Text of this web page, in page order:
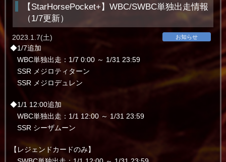
【StarHorsePocket+】WBC/SWBC単独出走情報
（1/7更新）
お知らせ
2023.1.7(土)
◆1/7追加
WBC単独出走：1/7 0:00 ～ 1/31 23:59
SSR メジロティターン
SSR メジロデュレン
◆1/1 12:00追加
WBC単独出走：1/1 12:00 ～ 1/31 23:59
SSR シーザムーン
【レジェンドカードのみ】